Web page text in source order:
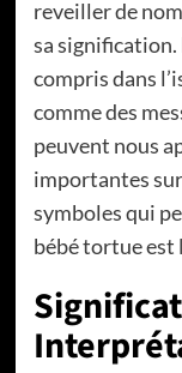
reveiller de
sa signification.
compris dans
comme des
peuvent nous
importantes
symboles qui
bébé tortue est